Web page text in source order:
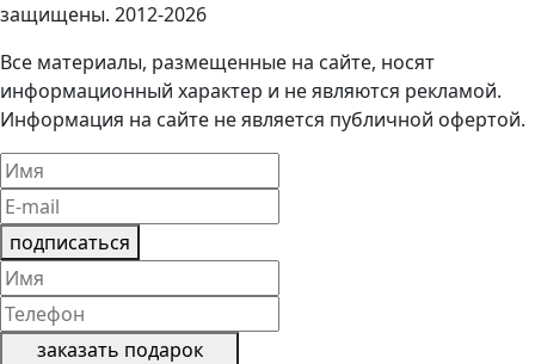
защищены. 2012-2026
Все материалы, размещенные на сайте, носят
информационный характер и не являются рекламой.
Информация на сайте не является публичной офертой.
подписаться
заказать подарок